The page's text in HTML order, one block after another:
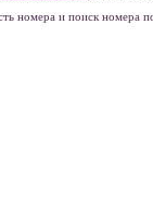
номера и поиск номера